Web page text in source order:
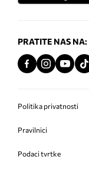
PRATITE NAS NA:
Politika privatnosti
Pravilnici
Podaci tvrtke